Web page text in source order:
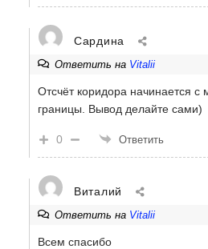
Сардина
Ответить на Vitalii
Отсчёт коридора начинается с
границы. Вывод делайте сами)
0 Ответить
Виталий
Ответить на Vitalii
Всем спасибо